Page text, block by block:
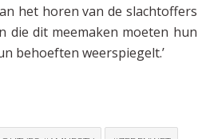
het horen van de slachtoffers
die dit meemaken moeten hun
behoeften weerspiegelt.’